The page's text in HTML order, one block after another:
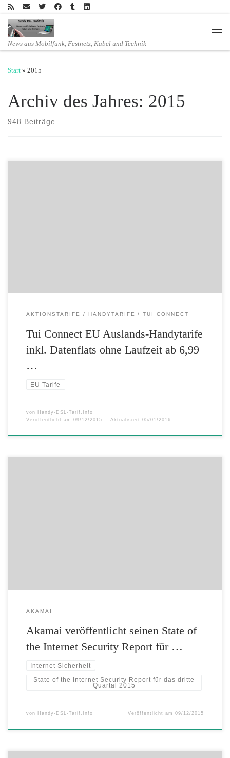
Zum Inhalt springen
News aus Mobilfunk, Festnetz, Kabel und Technik
Start » 2015
Archiv des Jahres: 2015
948 Beiträge
AKTIONSTARIFE HANDYTARIFE TUI CONNECT
Tui Connect EU Auslands-Handytarife
inkl. Datenflats ohne Laufzeit ab 6,99
…
EU Tarife
von Handy-DSL-Tarif.Info
Veröffentlicht am 09/12/2015 Aktualisiert 05/01/2016
AKAMAI
Akamai veröffentlicht seinen State of
the Internet Security Report für …
Internet Sicherheit
State of the Internet Security Report für das dritte
Quartal 2015
von Handy-DSL-Tarif.Info Veröffentlicht am09/12/2015